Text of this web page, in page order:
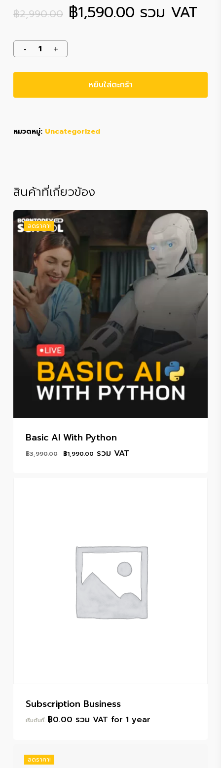
฿2,990.00 Original
price
฿1,590.00Current
รวม VAT
หยิบใส่ตะกร้า
หมวดหมู่: Uncategorized
สินค้าที่เกี่ยวข้อง
ลดราคา!
Basic AI With Python
฿3,990.00
Original
฿1,990.00Current
รวม VAT
Subscription Business
เริ่มต้นที่: ฿0.00 รวม VAT for 1 year
ลดราคา!